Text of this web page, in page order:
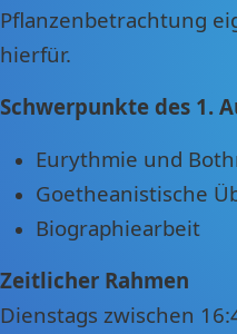
Pflanzenbetrachtung
hierfür.
Schwerpunkte des 1.
Eurythmie und
Goetheanistische
Biographiearbeit
Zeitlicher Rahmen
Dienstags zwischen